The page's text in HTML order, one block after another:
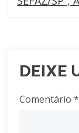
DEIXE
Comentário*